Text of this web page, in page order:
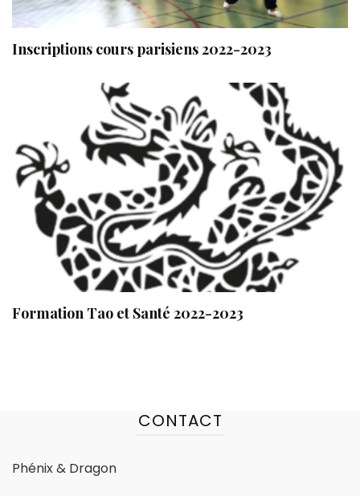
Inscriptions cours parisiens 2022-2023
Formation Tao et Santé 2022-2023
CONTACT
Phénix & Dragon